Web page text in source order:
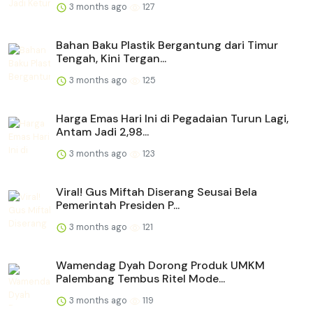
3 months ago 127
Bahan Baku Plastik Bergantung dari Timur
Tengah, Kini Tergan...
3 months ago 125
Harga Emas Hari Ini di Pegadaian Turun Lagi,
Antam Jadi 2,98...
3 months ago 123
Viral! Gus Miftah Diserang Seusai Bela
Pemerintah Presiden P...
3 months ago 121
Wamendag Dyah Dorong Produk UMKM
Palembang Tembus Ritel Mode...
3 months ago 119